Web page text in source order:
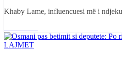
Khaby Lame, influencuesi më i
LAJMET